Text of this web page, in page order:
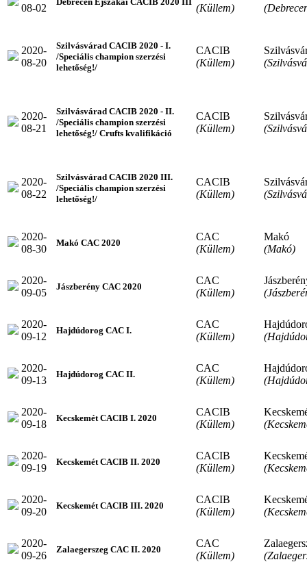
08-02
(Küllem)
2020-
08-20
Szilvásvárad CACIB 2020 - I.
/Speciális champion szerzési
lehetőség!/
CACIB
(Küllem)
2020-
08-21
Szilvásvárad CACIB 2020 - II.
/Speciális champion szerzési
lehetőség!/ Crufts kvalifikáció
CACIB
(Küllem)
2020-
08-22
Szilvásvárad CACIB 2020 III.
/Speciális champion szerzési
lehetőség!/
CACIB
(Küllem)
2020-
08-30
Makó CAC 2020
CAC
(Küllem)
Makó
(Makó)
2020-
09-05
Jászberény CAC 2020
CAC
(Küllem)
2020-
09-12
Hajdúdorog CAC I.
CAC
(Küllem)
2020-
09-13
Hajdúdorog CAC II.
CAC
(Küllem)
2020-
09-18
Kecskemét CACIB I. 2020
CACIB
(Küllem)
2020-
09-19
Kecskemét CACIB II. 2020
CACIB
(Küllem)
2020-
09-20
Kecskemét CACIB III. 2020
CACIB
(Küllem)
2020-
09-26
Zalaegerszeg CAC II. 2020
CAC
(Küllem)